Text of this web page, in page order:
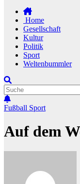
Home
Gesellschaft
Kultur
Politik
Sport
Weltenbummler
Fußball Sport
Auf dem